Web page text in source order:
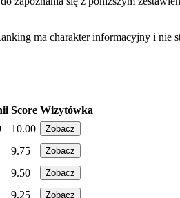
ma charakter informacyjny i nie
Score Wizytówka
10.00 Zobacz
9.75 Zobacz
9.50 Zobacz
9.25 Zobacz